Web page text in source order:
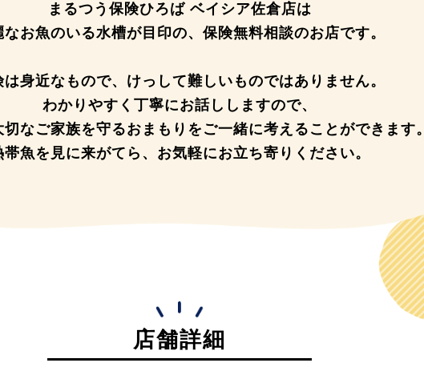
まるつう保険ひろば ベイシア佐倉店は
なお魚のいる水槽が目印の、 保険無料相談のお店です。
身近なもので、 けっして難しいものではありません。
わかりやすく丁寧にお話ししますので、
なご家族を守るおまもりを ご一緒に考えることができます。
帯魚を見に来がてら、 お気軽にお立ち寄りください。
店舗詳細